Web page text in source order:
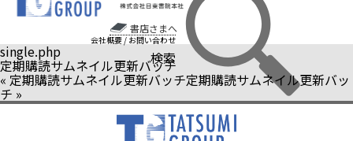
書店さまへ
会社概要 / お問い合わせ
検索
single.php
定期購読サムネイル更新バッチ
« 定期購読サムネイル更新バッチ定期購読サムネイル更新バッ
チ »